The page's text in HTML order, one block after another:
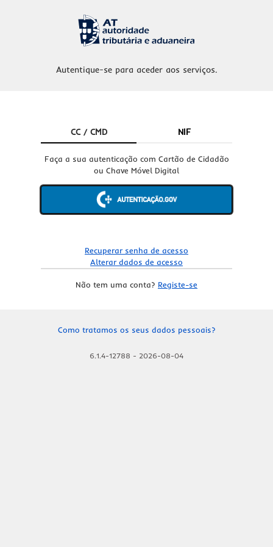
Autentique-se para aceder aos serviços.
CC / CMD NIF
Faça a sua autenticação com Cartão de Cidadão
ou Chave Móvel Digital
Recuperar senha de acesso
Alterar dados de acesso
Não tem uma conta? Registe-se
Como tratamos os seus dados pessoais?
6.1.4-12788 - 2026-08-04